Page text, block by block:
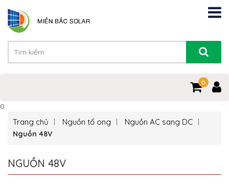
0
0
Trang chủ Nguồn tổ ong Nguồn AC sang DC
Nguồn 48V
NGUỒN 48V